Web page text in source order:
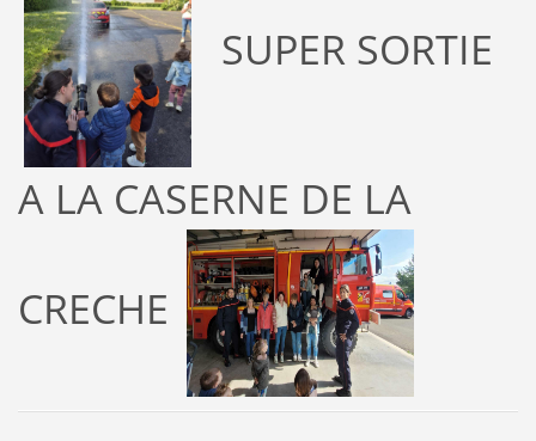
SUPER SORTIE
A LA CASERNE DE LA
CRECHE